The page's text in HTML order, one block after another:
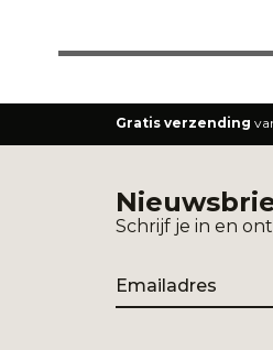
Gratis verzending
Schrijf je in en
Email